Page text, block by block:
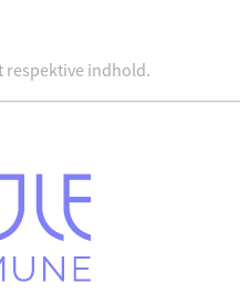
respektive indhold.